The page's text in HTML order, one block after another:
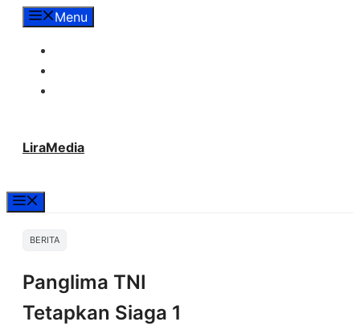
LangsungMenu
LiraMedia
BERITA
Panglima TNI
Tetapkan Siaga 1